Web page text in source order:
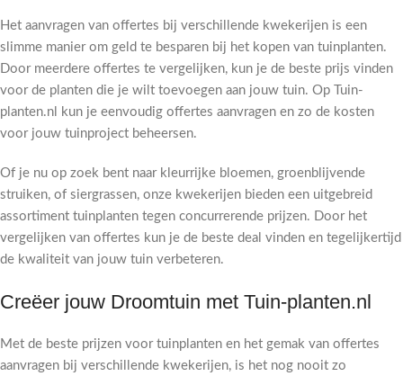
Het aanvragen van offertes bij verschillende kwekerijen is een
slimme manier om geld te besparen bij het kopen van tuinplanten.
Door meerdere offertes te vergelijken, kun je de beste prijs vinden
voor de planten die je wilt toevoegen aan jouw tuin. Op Tuin-
planten.nl kun je eenvoudig offertes aanvragen en zo de kosten
voor jouw tuinproject beheersen.
Of je nu op zoek bent naar kleurrijke bloemen, groenblijvende
struiken, of siergrassen, onze kwekerijen bieden een uitgebreid
assortiment tuinplanten tegen concurrerende prijzen. Door het
vergelijken van offertes kun je de beste deal vinden en tegelijkertijd
de kwaliteit van jouw tuin verbeteren.
Creëer jouw Droomtuin met Tuin-planten.nl
Met de beste prijzen voor tuinplanten en het gemak van offertes
aanvragen bij verschillende kwekerijen, is het nog nooit zo